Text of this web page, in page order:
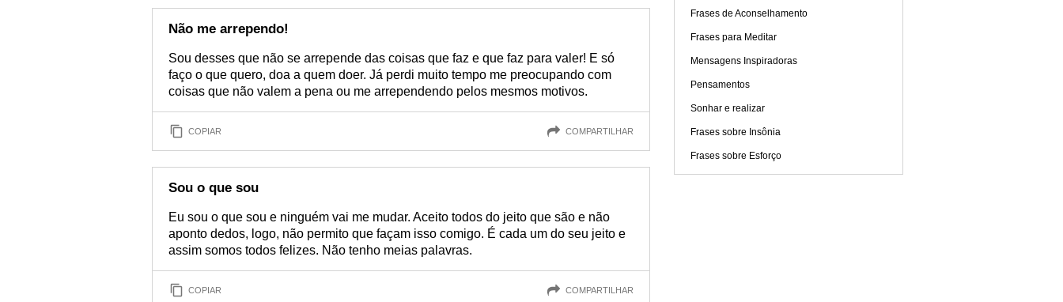
Não me arrependo!
Sou desses que não se arrepende das coisas que faz e que faz para valer! E só
faço o que quero, doa a quem doer. Já perdi muito tempo me preocupando com
coisas que não valem a pena ou me arrependendo pelos mesmos motivos.
COPIAR COMPARTILHAR
Sou o que sou
Eu sou o que sou e ninguém vai me mudar. Aceito todos do jeito que são e não
aponto dedos, logo, não permito que façam isso comigo. É cada um do seu jeito e
assim somos todos felizes. Não tenho meias palavras.
COPIAR COMPARTILHAR
Frases de Aconselhamento
Frases para Meditar
Mensagens Inspiradoras
Pensamentos
Sonhar e realizar
Frases sobre Insônia
Frases sobre Esforço